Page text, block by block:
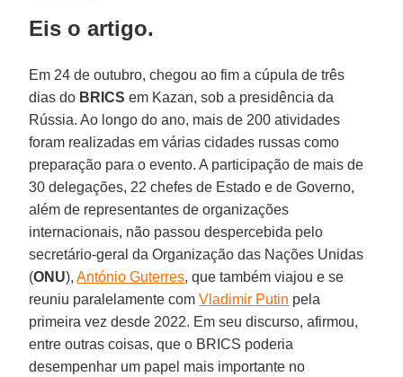
Eis o artigo.
Em 24 de outubro, chegou ao fim a cúpula de três
dias do BRICS em Kazan, sob a presidência da
Rússia. Ao longo do ano, mais de 200 atividades
foram realizadas em várias cidades russas como
preparação para o evento. A participação de mais de
30 delegações, 22 chefes de Estado e de Governo,
além de representantes de organizações
internacionais, não passou despercebida pelo
secretário-geral da Organização das Nações Unidas
(ONU),António Guterres, que também viajou e se
reuniu paralelamente comVladimir Putin pela
primeira vez desde 2022. Em seu discurso, afirmou,
entre outras coisas, que o BRICS poderia
desempenhar um papel mais importante no